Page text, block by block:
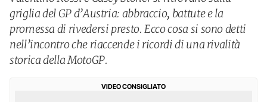
griglia del GP d’Austria: abbraccio, battute e la
promessa di rivedersi presto. Ecco cosa si sono detti
nell’incontro che riaccende i ricordi di una rivalità
storica della MotoGP.
VIDEO CONSIGLIATO